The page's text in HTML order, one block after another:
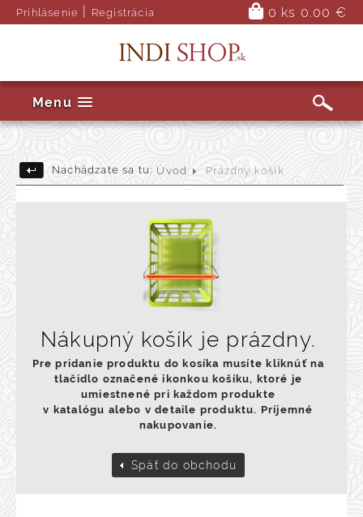
Prihlásenie Registrácia 0 ks 0.00 €
Menu
Nachádzate sa tu: Úvod Prázdny košík
Nákupný košík je prázdny.
Pre pridanie produktu do kosíka musíte kliknúť na
tlačidlo označené ikonkou košíku, ktoré je
umiestnené pri každom produkte
v katalógu alebo v detaile produktu. Príjemné
nakupovanie.
Späť do obchodu